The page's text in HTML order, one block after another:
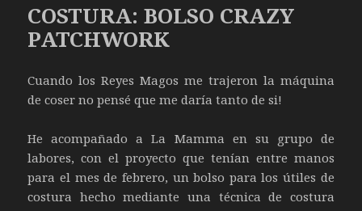
COSTURA: BOLSO CRAZY
PATCHWORK
Cuando los Reyes Magos me trajeron la máquina
de coser no pensé que me daría tanto de si!
He acompañado a La Mamma en su grupo de
labores, con el proyecto que tenían entre manos
para el mes de febrero, un bolso para los útiles de
costura hecho mediante una técnica de costura